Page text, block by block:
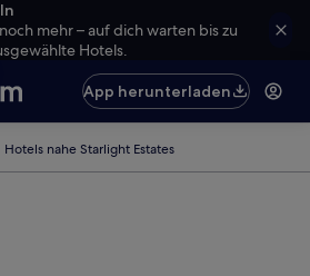
mehr – auf dich warten bis zu
Hotels.
App herunterladen
Hotels nahe Starlight Estates